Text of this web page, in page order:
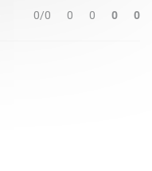
0/0 0 0 0 0